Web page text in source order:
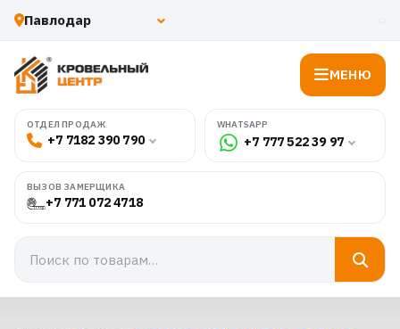
МЕНЮ
ОТДЕЛ ПРОДАЖ
+7 7182 390 790
WHATSAPP
+7 777 522 39 97
ВЫЗОВ ЗАМЕРЩИКА
+7 771 072 4718